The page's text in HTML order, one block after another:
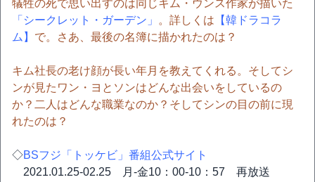
犠牲の死で思い出すのは同じキム・ウンス作家が描いた
「シークレット・ガーデン」
。詳しくは 【韓ドラコラ
ム】 で。さあ、最後の名簿に描かれたのは？
キム社長の老け顔が長い年月を教えてくれる。そしてシ
ンが見たワン・ヨとソンはどんな出会いをしているの
か？二人はどんな職業なのか？そしてシンの目の前に現
れたのは？
◇BSフジ「トッケビ」番組公式サイト
2021.01.25-02.25 月-金10：00-10：57 再放送